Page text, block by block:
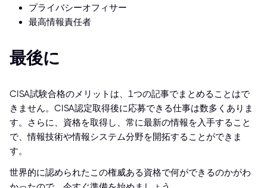
プライバシーオフィサー
最高情報責任者
最後に
CISA試験合格のメリットは、1つの記事でまとめることはで
きません。CISA認定取得後に応募できる仕事は数多くありま
す。さらに、資格を取得し、常に最新の情報を入手すること
で、情報技術や情報システム分野を開拓することができま
す。
世界的に認められたこの権威ある資格で何ができるのかがわ